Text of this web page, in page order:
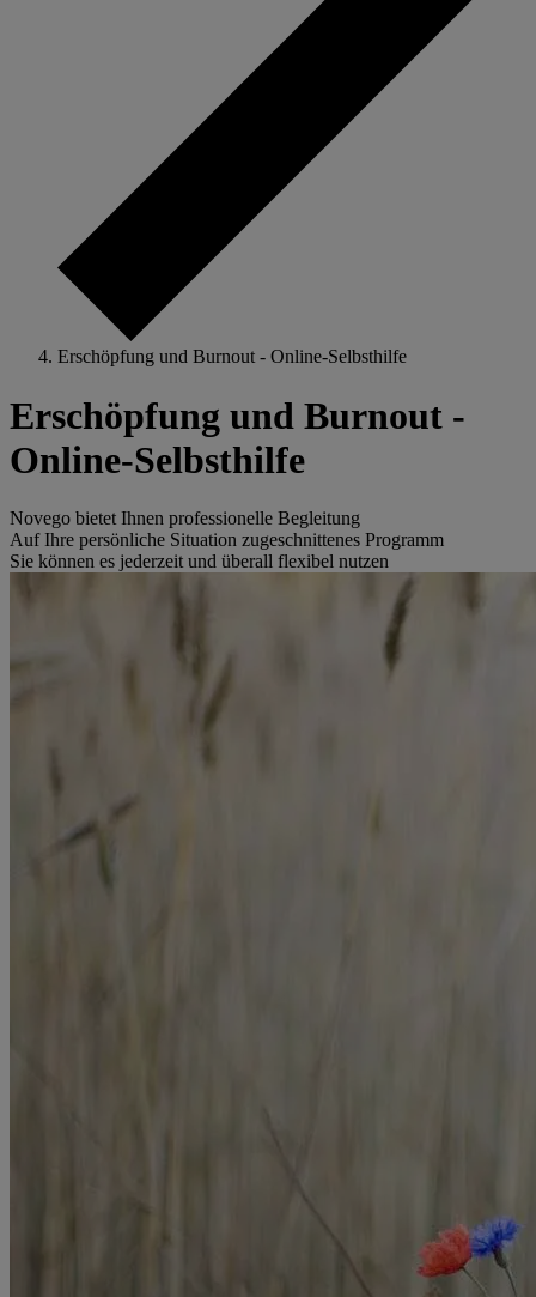
Erschöpfung und Burnout - Online-Selbsthilfe
Erschöpfung und Burnout -
Online-Selbsthilfe
Novego bietet Ihnen professionelle Begleitung
Auf Ihre persönliche Situation zugeschnittenes Programm
Sie können es jederzeit und überall flexibel nutzen